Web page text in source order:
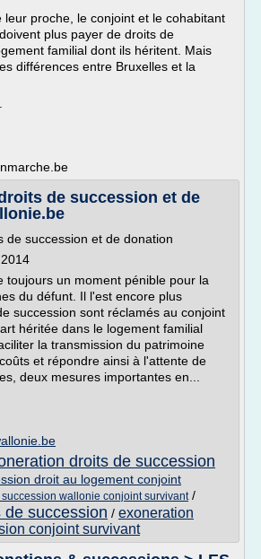
leur proche, le conjoint et le cohabitant
plus payer de droits de
familial dont ils héritent. Mais
différences entre Bruxelles et la
de succession et de
de succession et de donation
toujours un moment pénible pour la
du défunt. Il l'est encore plus
succession sont réclamés au conjoint
héritée dans le logement familial
la transmission du patrimoine
et répondre ainsi à l'attente de
deux mesures importantes en...
droits de succession
droit au logement conjoint
wallonie conjoint survivant/
succession / exoneration
conjoint survivant